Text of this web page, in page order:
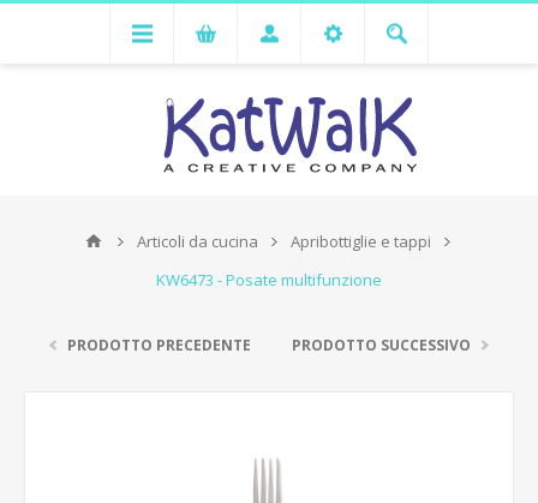
Articoli da cucina
Apribottiglie e tappi
KW6473 - Posate multifunzione
PRODOTTO PRECEDENTE PRODOTTO SUCCESSIVO